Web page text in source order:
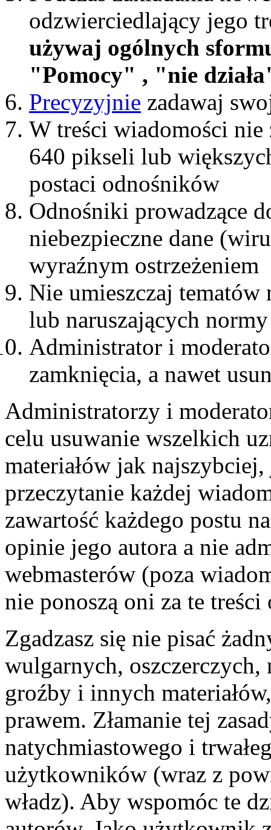
odzwierciedlający jego
używaj ogólnych
"Pomocy" , "nie
Precyzyjnie zadawaj
W treści wiadomości nie
640 pikseli lub
postaci odnośników
Odnośniki prowadzące
niebezpieczne dane
wyraźnym ostrzeżeniem
Nie umieszczaj
lub naruszających normy
Administrator i
zamknięcia, a nawet
Administratorzy i
celu usuwanie wszelkich
materiałów jak
przeczytanie każdej
zawartość każdego postu
opinie jego autora a nie
webmasterów (poza
nie ponoszą oni za te
Zgadzasz się nie pisać
wulgarnych,
groźby i innych
prawem. Złamanie tej
natychmiastowego i
użytkowników (wraz z
władz). Aby wspomóc te